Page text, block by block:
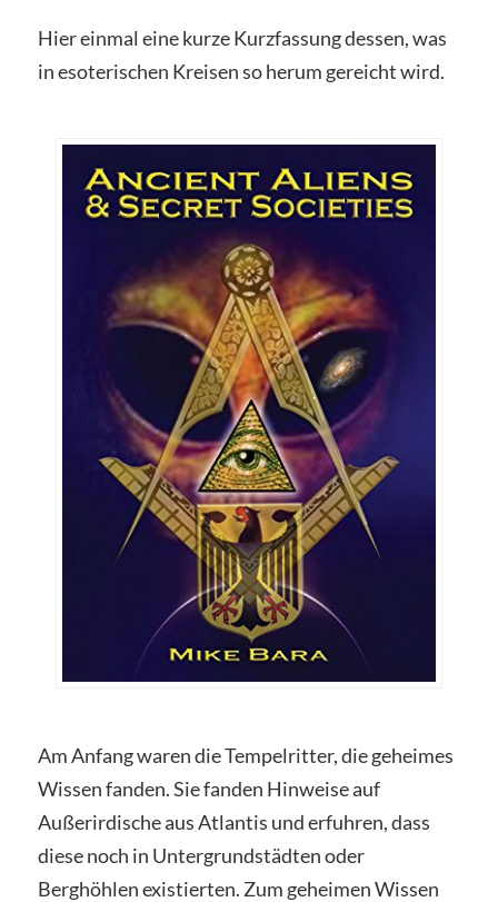
Hier einmal eine kurze Kurzfassung dessen, was
in esoterischen Kreisen so herum gereicht wird.
Am Anfang waren die Tempelritter, die geheimes
Wissen fanden. Sie fanden Hinweise auf
Außerirdische aus Atlantis und erfuhren, dass
diese noch in Untergrundstädten oder
Berghöhlen existierten. Zum geheimen Wissen